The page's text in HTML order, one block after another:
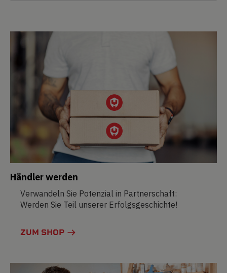
Händler werden
Verwandeln Sie Potenzial in Partnerschaft:
Werden Sie Teil unserer Erfolgsgeschichte!
ZUM SHOP